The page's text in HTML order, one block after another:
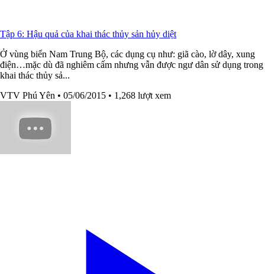
Tập 6: Hậu quả của khai thác thủy sản hủy diệt
Ở vùng biển Nam Trung Bộ, các dụng cụ như: giã cào, lờ dây, xung
điện…mặc dù đã nghiêm cấm nhưng vẫn được ngư dân sử dụng trong
khai thác thủy sả...
VTV Phú Yên • 05/06/2015 • 1,268 lượt xem